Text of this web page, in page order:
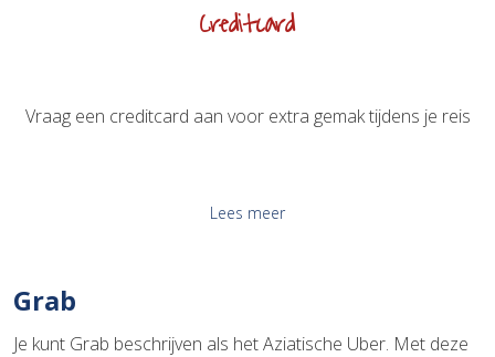
Creditcard
Vraag een creditcard aan voor extra gemak tijdens je reis
Lees meer
Grab
Je kunt Grab beschrijven als het Aziatische Uber. Met deze